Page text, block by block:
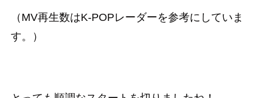
（MV再生数はK-POPレーダーを参考にしていま
す。）